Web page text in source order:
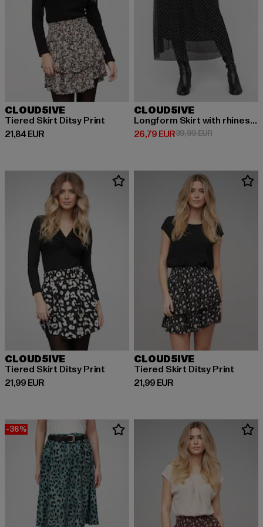
CLOUD5IVE
Tiered Skirt Ditsy Print
21,84 EUR
Derzeitiger Preis: 21,84 EUR
CLOUD5IVE
Longform Skirt with rhinestones
26,79 EUR
Derzeitiger Preis: 26,79 EUR
39,99 EURAktionspreis:
CLOUD5IVE
Tiered Skirt Ditsy Print
21,99 EUR
Derzeitiger Preis: 21,99 EUR
CLOUD5IVE
Tiered Skirt Ditsy Print
21,99 EUR
Derzeitiger Preis: 21,99 EUR
-36%